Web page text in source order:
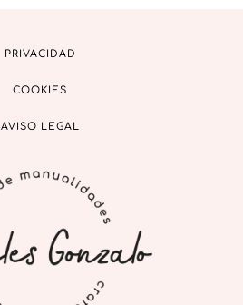
PRIVACIDAD
COOKIES
AVISO LEGAL